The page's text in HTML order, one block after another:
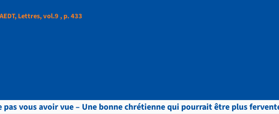
Lettres, vol.9 , p. 433
pas vous avoir vue – Une bonne chrétienne qui pourrait être plus